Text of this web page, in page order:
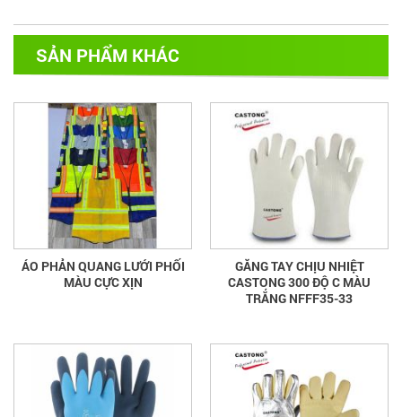
SẢN PHẨM KHÁC
ÁO PHẢN QUANG LƯỚI PHỐI
MÀU CỰC XỊN
GĂNG TAY CHỊU NHIỆT
CASTONG 300 ĐỘ C MÀU
TRẮNG NFFF35-33